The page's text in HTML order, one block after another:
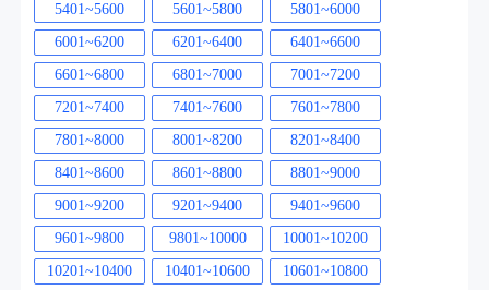
5401~5600
5601~5800
5801~6000
6001~6200
6201~6400
6401~6600
6601~6800
6801~7000
7001~7200
7201~7400
7401~7600
7601~7800
7801~8000
8001~8200
8201~8400
8401~8600
8601~8800
8801~9000
9001~9200
9201~9400
9401~9600
9601~9800
9801~10000
10001~10200
10201~10400
10401~10600
10601~10800